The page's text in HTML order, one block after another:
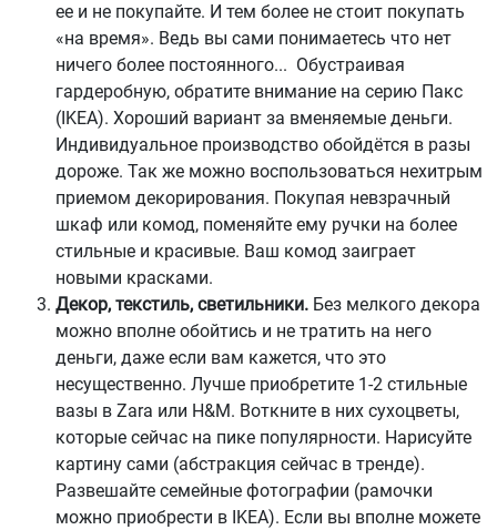
ее и не покупайте. И тем более не стоит покупать
«на время». Ведь вы сами понимаетесь что нет
ничего более постоянного... Обустраивая
гардеробную, обратите внимание на серию Пакс
(IKEA). Хороший вариант за вменяемые деньги.
Индивидуальное производство обойдётся в разы
дороже. Так же можно воспользоваться нехитрым
приемом декорирования. Покупая невзрачный
шкаф или комод, поменяйте ему ручки на более
стильные и красивые. Ваш комод заиграет
новыми красками.
Декор, текстиль, светильники. Без мелкого декора
можно вполне обойтись и не тратить на него
деньги, даже если вам кажется, что это
несущественно. Лучше приобретите 1-2 стильные
вазы в Zara или H&M. Воткните в них сухоцветы,
которые сейчас на пике популярности. Нарисуйте
картину сами (абстракция сейчас в тренде).
Развешайте семейные фотографии (рамочки
можно приобрести в IKEA). Если вы вполне можете